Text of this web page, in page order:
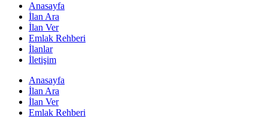
Anasayfa
İlan Ara
İlan Ver
Emlak Rehberi
İlanlar
İletişim
Anasayfa
İlan Ara
İlan Ver
Emlak Rehberi